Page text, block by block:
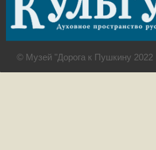
© Музей "Дорога к Пушкину 2022